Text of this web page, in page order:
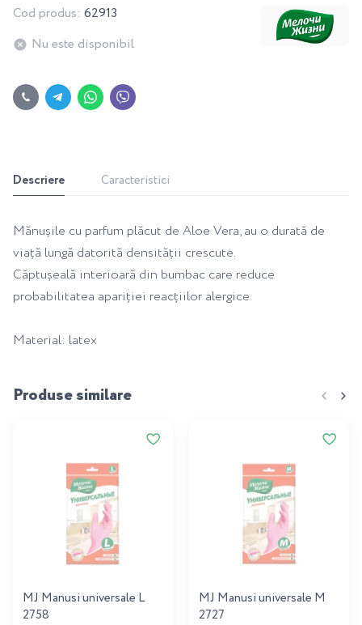
Cod produs: 62913
Nu este disponibil
Descriere Caracteristici
Mănușile cu parfum plăcut de Aloe Vera, au o durată de
viață lungă datorită densității crescute.
Căptușeală interioară din bumbac care reduce
probabilitatea apariției reacțiilor alergice.
Material: latex
Produse similare
MJ Manusi universale L
2758
MJ Manusi universale M
2727